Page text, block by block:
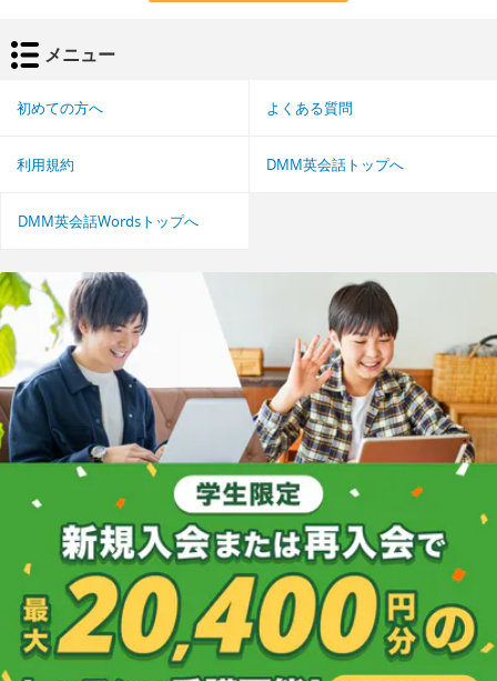
メニュー
初めての方へ よくある質問
利用規約 DMM英会話トップへ
DMM英会話Wordsトップへ